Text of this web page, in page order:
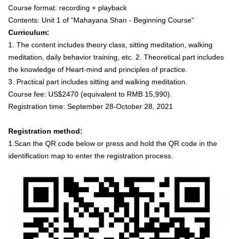
Course format: recording + playback
Contents: Unit 1 of “Mahayana Shan - Beginning Course“
Curriculum:
1. The content includes theory class, sitting meditation, walking
meditation, daily behavior training, etc. 2. Theoretical part includes
the knowledge of Heart-mind and principles of practice.
3. Practical part includes sitting and walking meditation.
Course fee: US$2470 (equivalent to RMB 15,990).
Registration time: September 28-October 28, 2021
Registration method:
1.Scan the QR code below or press and hold the QR code in the
identification map to enter the registration process.